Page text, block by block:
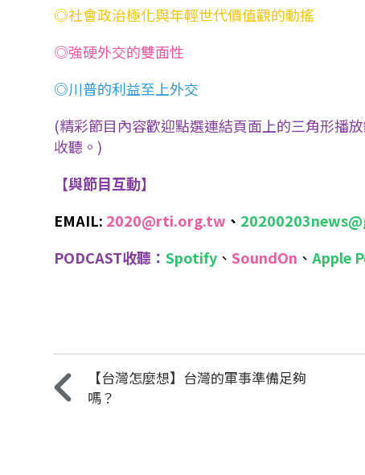
◎社會政治極化與年輕世代價值觀的動搖
◎強硬外交的雙面性
◎川普的利益至上外交
(精彩節目內容歡迎點選連結頁面上的三角形播
收聽。)
【與節目互動】
EMAIL: 2020@rti.org.tw 、
PODCAST收聽：Spotify 、SoundOn 、Apple
【台灣怎麼想】台灣的軍事準備足夠
嗎？